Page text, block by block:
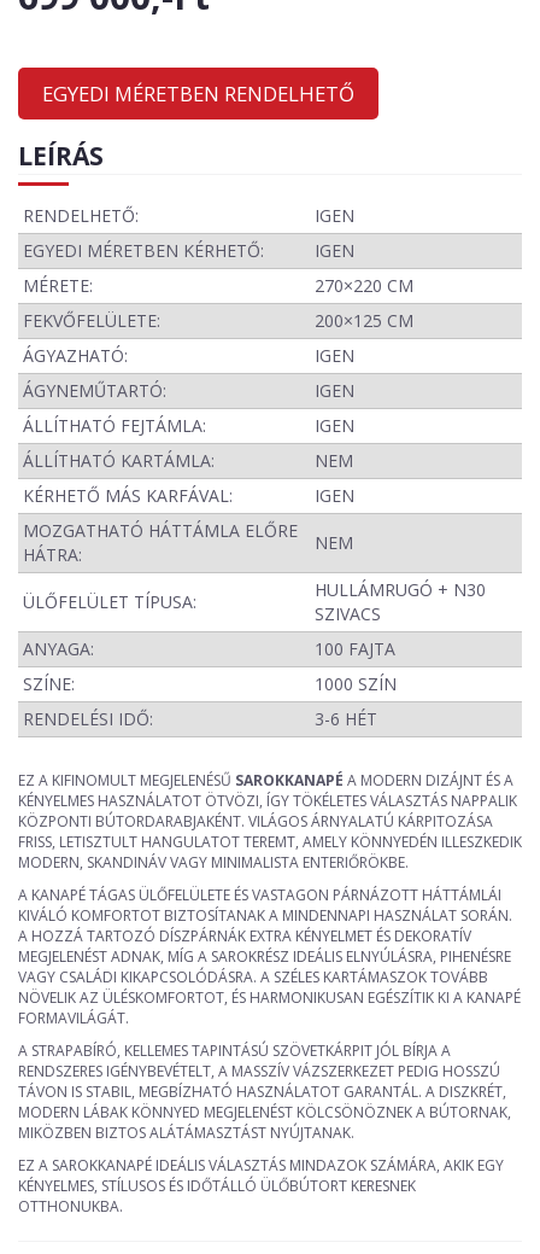
EGYEDI MÉRETBEN RENDELHETŐ
LEÍRÁS
RENDELHETŐ:
IGEN
EGYEDI MÉRETBEN KÉRHETŐ:
IGEN
MÉRETE:
270×220 CM
FEKVŐFELÜLETE:
200×125 CM
ÁGYAZHATÓ:
IGEN
ÁGYNEMŰTARTÓ:
IGEN
ÁLLÍTHATÓ FEJTÁMLA:
IGEN
ÁLLÍTHATÓ KARTÁMLA:
NEM
KÉRHETŐ MÁS KARFÁVAL:
IGEN
MOZGATHATÓ HÁTTÁMLA ELŐRE
HÁTRA:
NEM
ÜLŐFELÜLET TÍPUSA:
HULLÁMRUGÓ + N30
SZIVACS
ANYAGA:
100 FAJTA
SZÍNE:
1000 SZÍN
RENDELÉSI IDŐ:
3-6 HÉT
EZ A KIFINOMULT MEGJELENÉSŰ SAROKKANAPÉ A MODERN DIZÁJNT ÉS A
KÉNYELMES HASZNÁLATOT ÖTVÖZI, ÍGY TÖKÉLETES VÁLASZTÁS NAPPALIK
KÖZPONTI BÚTORDARABJAKÉNT. VILÁGOS ÁRNYALATÚ KÁRPITOZÁSA
FRISS, LETISZTULT HANGULATOT TEREMT, AMELY KÖNNYEDÉN ILLESZKEDIK
MODERN, SKANDINÁV VAGY MINIMALISTA ENTERIŐRÖKBE.
A KANAPÉ TÁGAS ÜLŐFELÜLETE ÉS VASTAGON PÁRNÁZOTT HÁTTÁMLÁI
KIVÁLÓ KOMFORTOT BIZTOSÍTANAK A MINDENNAPI HASZNÁLAT SORÁN.
A HOZZÁ TARTOZÓ DÍSZPÁRNÁK EXTRA KÉNYELMET ÉS DEKORATÍV
MEGJELENÉST ADNAK, MÍG A SAROKRÉSZ IDEÁLIS ELNYÚLÁSRA, PIHENÉSRE
VAGY CSALÁDI KIKAPCSOLÓDÁSRA. A SZÉLES KARTÁMASZOK TOVÁBB
NÖVELIK AZ ÜLÉSKOMFORTOT, ÉS HARMONIKUSAN EGÉSZÍTIK KI A KANAPÉ
FORMAVILÁGÁT.
A STRAPABÍRÓ, KELLEMES TAPINTÁSÚ SZÖVETKÁRPIT JÓL BÍRJA A
RENDSZERES IGÉNYBEVÉTELT, A MASSZÍV VÁZSZERKEZET PEDIG HOSSZÚ
TÁVON IS STABIL, MEGBÍZHATÓ HASZNÁLATOT GARANTÁL. A DISZKRÉT,
MODERN LÁBAK KÖNNYED MEGJELENÉST KÖLCSÖNÖZNEK A BÚTORNAK,
MIKÖZBEN BIZTOS ALÁTÁMASZTÁST NYÚJTANAK.
EZ A SAROKKANAPÉ IDEÁLIS VÁLASZTÁS MINDAZOK SZÁMÁRA, AKIK EGY
KÉNYELMES, STÍLUSOS ÉS IDŐTÁLLÓ ÜLŐBÚTORT KERESNEK
OTTHONUKBA.